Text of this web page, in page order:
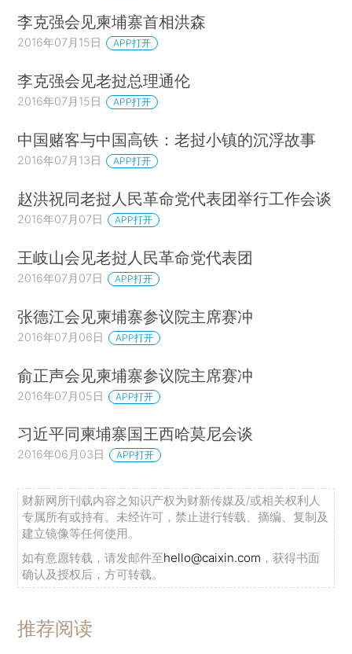
李克强会见柬埔寨首相洪森
2016年07月15日 APP打开
李克强会见老挝总理通伦
2016年07月15日 APP打开
中国赌客与中国高铁：老挝小镇的沉浮故事
2016年07月13日 APP打开
赵洪祝同老挝人民革命党代表团举行工作会谈
2016年07月07日 APP打开
王岐山会见老挝人民革命党代表团
2016年07月07日 APP打开
张德江会见柬埔寨参议院主席赛冲
2016年07月06日 APP打开
俞正声会见柬埔寨参议院主席赛冲
2016年07月05日 APP打开
习近平同柬埔寨国王西哈莫尼会谈
2016年06月03日 APP打开
财新网所刊载内容之知识产权为财新传媒及/或相关权利人
专属所有或持有。未经许可，禁止进行转载、摘编、复制及
建立镜像等任何使用。
如有意愿转载，请发邮件至hello@caixin.com ，获得书面
确认及授权后，方可转载。
推荐阅读